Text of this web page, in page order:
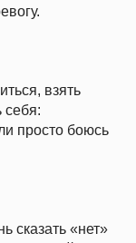
взять
себя:
просто боюсь
сказать «нет»